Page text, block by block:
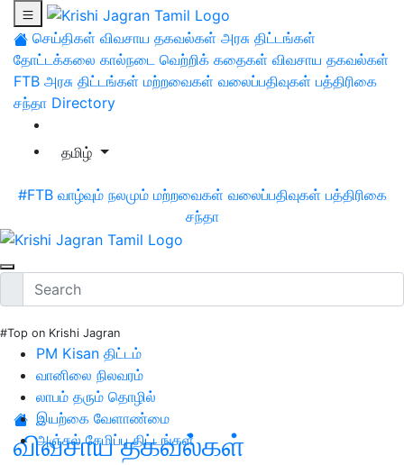
செய்திகள் விவசாய தகவல்கள் அரசு திட்டங்கள்
தோட்டக்கலை கால்நடை வெற்றிக் கதைகள் விவசாய தகவல்கள்
FTB அரசு திட்டங்கள் மற்றவைகள் வலைப்பதிவுகள் பத்திரிகை
சந்தா Directory
தமிழ்
#FTB வாழ்வும் நலமும் மற்றவைகள் வலைப்பதிவுகள் பத்திரிகை
சந்தா
#Top on Krishi Jagran
PM Kisan திட்டம்
வானிலை நிலவரம்
லாபம் தரும் தொழில்
இயற்கை வேளாண்மை
அஞ்சல் சேமிப்பு திட்டங்கள்
விவசாய தகவல்கள்